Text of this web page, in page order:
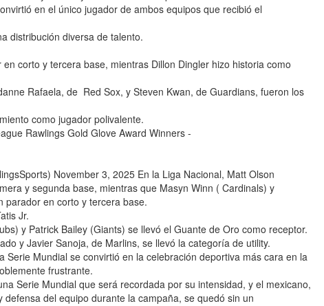
en el único jugador de ambos equipos que recibió el
distribución diversa de talento.
corto y tercera base, mientras Dillon Dingler hizo historia como
Rafaela, de Red Sox, y Steven Kwan, de Guardians, fueron los
como jugador polivalente.
Rawlings Gold Glove Award Winners -
November 3, 2025 En la Liga Nacional, Matt Olson
y segunda base, mientras que Masyn Winn ( Cardinals) y
parador en corto y tercera base.
Jr.
y Patrick Bailey (Giants) se llevó el Guante de Oro como receptor.
y Javier Sanoja, de Marlins, se llevó la categoría de utility.
Serie Mundial se convirtió en la celebración deportiva más cara en la
frustrante.
Serie Mundial que será recordada por su intensidad, y el mexicano,
del equipo durante la campaña, se quedó sin un